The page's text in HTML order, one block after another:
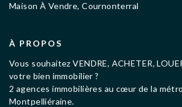
Maison À Vendre, Cournonterral
À PROPOS
Vous souhaitez VENDRE, ACHETER,
votre bien immobilier ?
2 agences immobilières au cœur de la
Montpelliéraine.